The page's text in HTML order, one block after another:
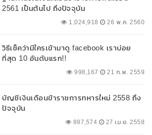
2561 เป็นต้นไป ถึงปัจจุบัน
1,024,918 26 พ.ค. 2560
วิธีเช็คว่ามีใครเข้ามาดู facebook เราบ่อย
ที่สุด 10 อันดับแรก!!
998,167 21 ก.พ. 2559
บัญชีเงินเดือนข้าราชการทหารใหม่ 2558 ถึง
ปัจจุบัน
897,574 27 เม.ย. 2558